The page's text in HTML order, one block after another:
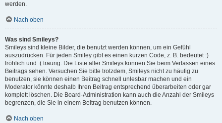
werden.
Nach oben
Was sind Smileys?
Smileys sind kleine Bilder, die benutzt werden können, um ein Gefühl
auszudrücken. Für jeden Smiley gibt es einen kurzen Code, z. B. bedeutet :)
fröhlich und :( traurig. Die Liste aller Smileys können Sie beim Verfassen eines
Beitrags sehen. Versuchen Sie bitte trotzdem, Smileys nicht zu häufig zu
benutzen, sie können einen Beitrag schnell unlesbar machen und ein
Moderator könnte deshalb Ihren Beitrag entsprechend überarbeiten oder gar
komplett löschen. Die Board-Administration kann auch die Anzahl der Smileys
begrenzen, die Sie in einem Beitrag benutzen können.
Nach oben